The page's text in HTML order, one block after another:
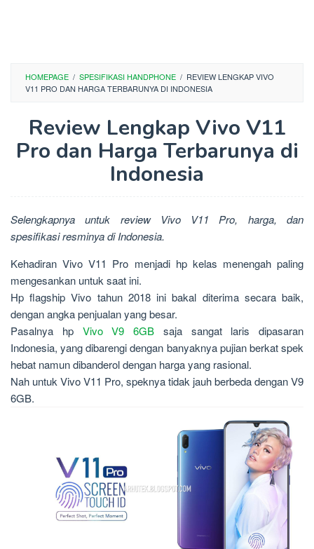
HOMEPAGE / SPESIFIKASI HANDPHONE / REVIEW LENGKAP VIVO
V11 PRO DAN HARGA TERBARUNYA DI INDONESIA
Review Lengkap Vivo V11
Pro dan Harga Terbarunya di
Indonesia
Selengkapnya untuk review Vivo V11 Pro, harga, dan
spesifikasi resminya di Indonesia.
Kehadiran Vivo V11 Pro menjadi hp kelas menengah paling
mengesankan untuk saat ini.
Hp flagship Vivo tahun 2018 ini bakal diterima secara baik,
dengan angka penjualan yang besar.
Pasalnya hp Vivo V9 6GB saja sangat laris dipasaran
Indonesia, yang dibarengi dengan banyaknya pujian berkat spek
hebat namun dibanderol dengan harga yang rasional.
Nah untuk Vivo V11 Pro, speknya tidak jauh berbeda dengan V9
6GB.